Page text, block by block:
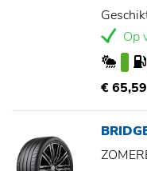
Op
€ 65,59